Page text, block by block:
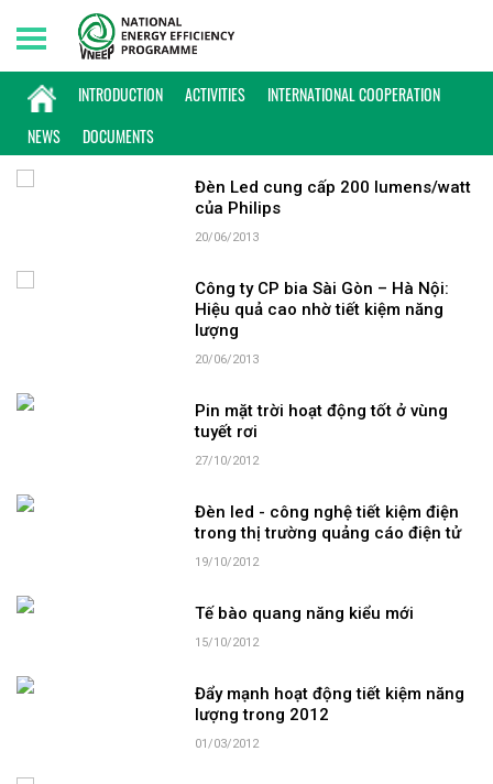
INTRODUCTION ACTIVITIES
INTERNATIONAL COOPERATION
NEWS
DOCUMENTS
Sunday, 09/08/2026 | 03:16 GMT+7
KEYWORD: HIỆU QUẢ CAO
Đèn Led cung cấp 200 lumens/watt
của Philips
20/06/2013
Công ty CP bia Sài Gòn – Hà Nội:
Hiệu quả cao nhờ tiết kiệm năng
lượng
20/06/2013
Pin mặt trời hoạt động tốt ở vùng
tuyết rơi
27/10/2012
Đèn led - công nghệ tiết kiệm điện
trong thị trường quảng cáo điện tử
19/10/2012
Tế bào quang năng kiểu mới
15/10/2012
Đẩy mạnh hoạt động tiết kiệm năng
lượng trong 2012
01/03/2012